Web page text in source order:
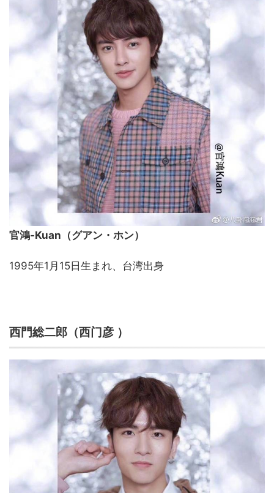
官鴻-Kuan（グアン・ホン）
1995年1月15日生まれ、台湾出身
西門総二郎（西门彦 ）